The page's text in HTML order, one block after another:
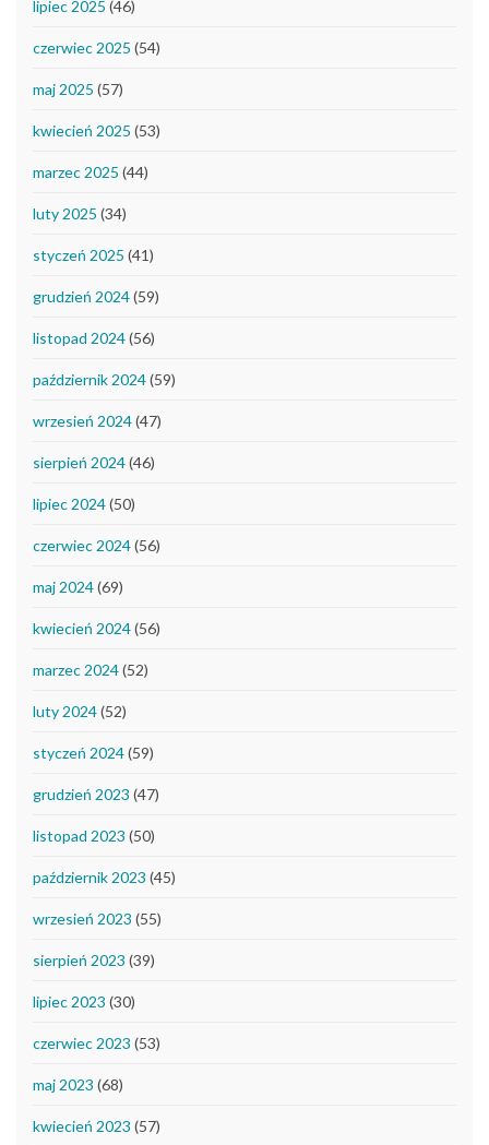
lipiec 2025 (46)
czerwiec 2025 (54)
maj 2025 (57)
kwiecień 2025 (53)
marzec 2025 (44)
luty 2025 (34)
styczeń 2025 (41)
grudzień 2024(59)
listopad 2024(56)
październik 2024(59)
wrzesień 2024(47)
sierpień 2024(46)
lipiec 2024(50)
czerwiec 2024(56)
maj 2024(69)
kwiecień 2024(56)
marzec 2024(52)
luty 2024(52)
styczeń 2024(59)
grudzień 2023 (47)
listopad 2023 (50)
październik 2023 (45)
wrzesień 2023 (55)
sierpień 2023 (39)
lipiec 2023 (30)
czerwiec 2023 (53)
maj 2023 (68)
kwiecień 2023 (57)